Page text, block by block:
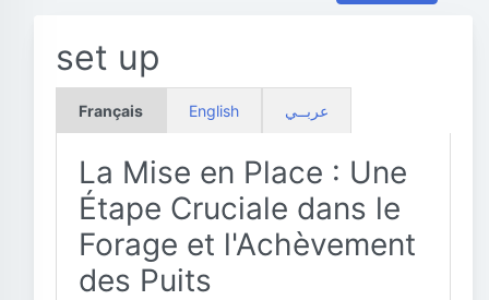
set up
Français English عربــي
La Mise en Place : Une
Étape Cruciale dans le
Forage et l'Achèvement
des Puits